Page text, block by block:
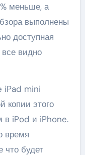
меньше, а
выполнены
доступная
видно
iPad mini
копии этого
в iPod и iPhone.
время
что будет